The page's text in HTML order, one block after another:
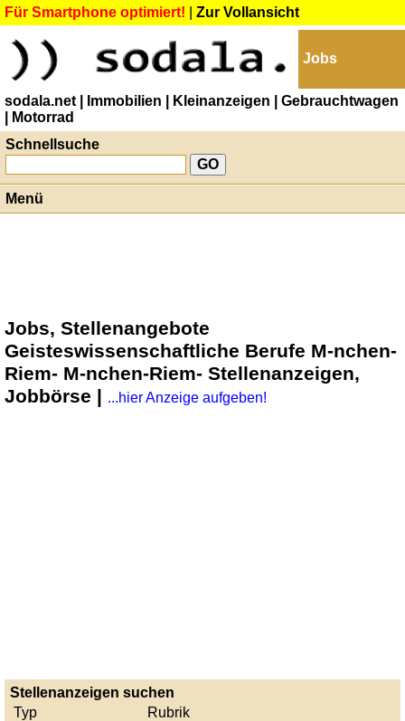
Für Smartphone optimiert! Zur Vollansicht
Jobs
sodala.net | Immobilien | Kleinanzeigen
| Gebrauchtwagen
| Motorrad
Schnellsuche
Menü
Jobs, Stellenangebote
Geisteswissenschaftliche Berufe M-nchen-
Riem- M-nchen-Riem- Stellenanzeigen,
Jobbörse | ...hier Anzeige aufgeben!
Stellenanzeigen suchen
Typ
Rubrik